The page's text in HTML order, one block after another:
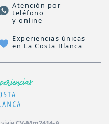
Atención por
teléfono
y online
Experiencias únicas
en La Costa Blanca